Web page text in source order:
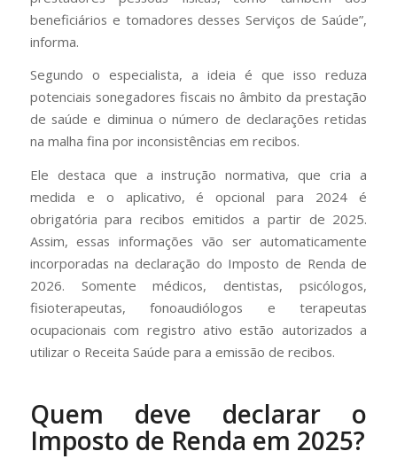
beneficiários e tomadores desses Serviços de Saúde”,
informa.
Segundo o especialista, a ideia é que isso reduza
potenciais sonegadores fiscais no âmbito da prestação
de saúde e diminua o número de declarações retidas
na malha fina por inconsistências em recibos.
Ele destaca que a instrução normativa, que cria a
medida e o aplicativo, é opcional para 2024 é
obrigatória para recibos emitidos a partir de 2025.
Assim, essas informações vão ser automaticamente
incorporadas na declaração do Imposto de Renda de
2026. Somente médicos, dentistas, psicólogos,
fisioterapeutas, fonoaudiólogos e terapeutas
ocupacionais com registro ativo estão autorizados a
utilizar o Receita Saúde para a emissão de recibos.
Quem deve declarar o
Imposto de Renda em 2025?